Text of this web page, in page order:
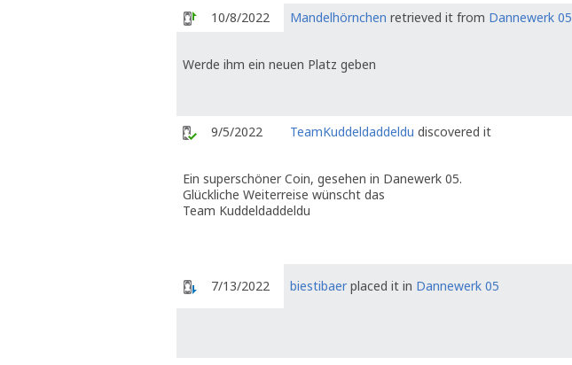
10/8/2022 Mandelhörnchen retrieved it from Dannewerk 05
Werde ihm ein neuen Platz geben
9/5/2022 TeamKuddeldaddeldu discovered it
Ein superschöner Coin, gesehen in Danewerk 05.
Glückliche Weiterreise wünscht das
Team Kuddeldaddeldu
7/13/2022 biestibaer placed it in Dannewerk 05